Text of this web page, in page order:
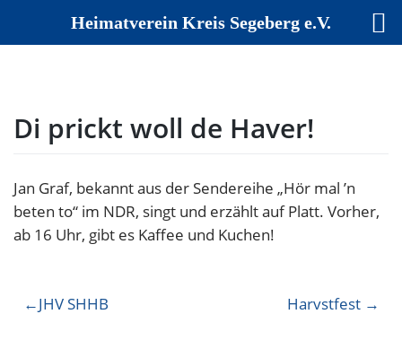
Di prickt woll de Haver!
Jan Graf, bekannt aus der Sendereihe „Hör mal ’n
beten to“ im NDR, singt und erzählt auf Platt. Vorher,
ab 16 Uhr, gibt es Kaffee und Kuchen!
Beitragsnavigation
JHV SHHB Harvstfest
Heimatverein Kreis Segeberg e.V.